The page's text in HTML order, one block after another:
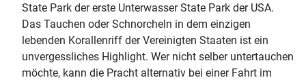
State Park der erste Unterwasser State Park der USA.
Das Tauchen oder Schnorcheln in dem einzigen
lebenden Korallenriff der Vereinigten Staaten ist ein
unvergessliches Highlight. Wer nicht selber untertauchen
möchte, kann die Pracht alternativ bei einer Fahrt im